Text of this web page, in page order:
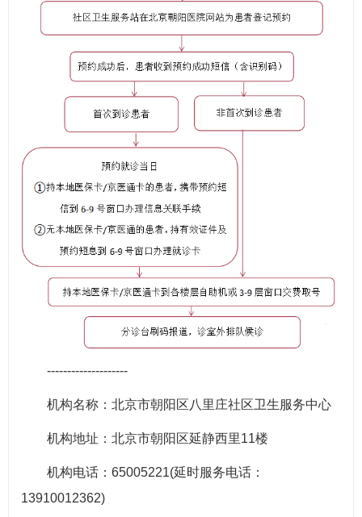
--------------------
机构名称：北京市朝阳区八里庄社区卫生服务中心
机构地址：北京市朝阳区延静西里11楼
机构电话：65005221(延时服务电话：
13910012362)